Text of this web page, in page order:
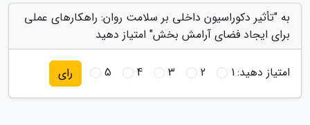
به "تأثیر دکوراسیون داخلی بر سلامت روان: راهکارهای عملی
برای ایجاد فضای آرامش بخش" امتیاز دهید
امتیاز دهید:1
2
3
4
5 رای